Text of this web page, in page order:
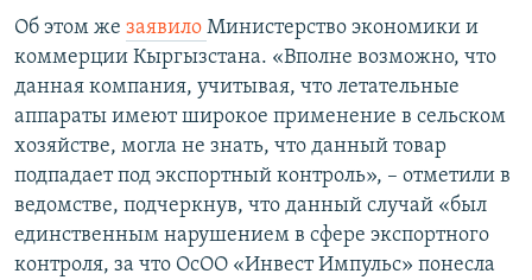
Об этом же заявило Министерство экономики и
коммерции Кыргызстана. «Вполне возможно, что
данная компания, учитывая, что летательные
аппараты имеют широкое применение в сельском
хозяйстве, могла не знать, что данный товар
подпадает под экспортный контроль», – отметили в
ведомстве, подчеркнув, что данный случай «был
единственным нарушением в сфере экспортного
контроля, за что ОсОО «Инвест Импульс» понесла